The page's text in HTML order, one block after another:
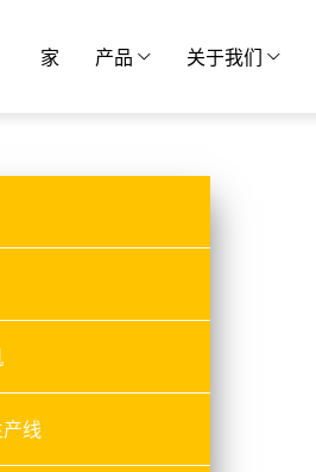
家 产品 关于我们
线